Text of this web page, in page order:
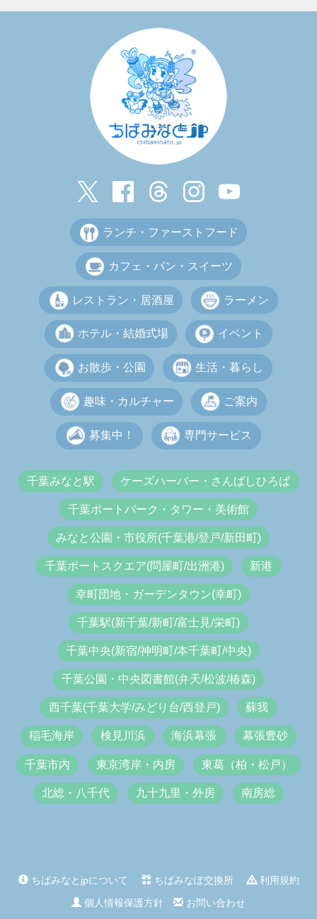
ランチ・ファーストフード
カフェ・パン・スイーツ
レストラン・居酒屋 ラーメン
ホテル・結婚式場 イベント
お散歩・公園 生活・暮らし
趣味・カルチャー ご案内
募集中！ 専門サービス
千葉みなと駅 ケーズハーバー・さんばしひろば
千葉ポートパーク・タワー・美術館
みなと公園・市役所(千葉港/登戸/新田町)
千葉ポートスクエア(問屋町/出洲港) 新港
幸町団地・ガーデンタウン(幸町)
千葉駅(新千葉/新町/富士見/栄町)
千葉中央(新宿/神明町/本千葉町/中央)
千葉公園・中央図書館(弁天/松波/椿森)
西千葉(千葉大学/みどり台/西登戸) 蘇我
稲毛海岸 検見川浜 海浜幕張 幕張豊砂
千葉市内 東京湾岸・内房 東葛（柏・松戸）
北総・八千代 九十九里・外房 南房総
ちばみなとjpについて ちばみなぽ交換所
利用規約
個人情報保護方針
お問い合わせ